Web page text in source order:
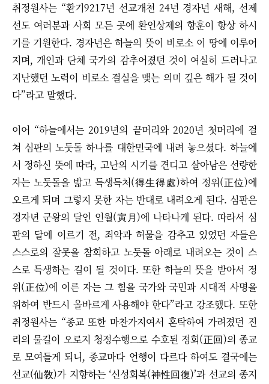
취정원사는 “환기9217년 선교개천 24년 경자년 새해, 선제
선도 여러분과 사회 모든 곳에 환인상제의 향훈이 항상 하시
기를 기원한다. 경자년은 하늘의 뜻이 비로소 이 땅에 이루어
지며, 개인과 단체 국가의 감추어졌던 것이 여실히 드러나고
지난했던 노력이 비로소 결실을 맺는 의미 깊은 해가 될 것이
다”라고 말했다.
이어 “하늘에서는 2019년의 끝머리와 2020년 첫머리에 걸
쳐 심판의 노둣돌 하나를 대한민국에 내려 놓으셨다. 하늘에
서 정하신 뜻에 따라, 고난의 시기를 견디고 살아남은 선량한
자는 노둣돌을 밟고 득생득처(得生得處)하여 정위(正位)에
오르게 되며 그렇지 못한 자는 반대로 내려오게 된다. 심판은
경자년 군왕의 달인 인월(寅月)에 나타나게 된다. 따라서 심
판의 달에 이르기 전, 죄악과 허물을 감추고 있었던 자들은
스스로의 잘못을 참회하고 노둣돌 아래로 내려오는 것이 스
스로 득생하는 길이 될 것이다. 또한 하늘의 뜻을 받아서 정
위(正位)에 이른 자는 그 힘을 국가와 국민과 시대적 사명을
위하여 반드시 올바르게 사용해야 한다”라고 강조했다. 또한
취정원사는 “종교 또한 마찬가지여서 혼탁하여 가려졌던 진
리의 물길이 오로지 청정수행으로 수호된 정회(正回)의 종교
로 모여들게 되니, 종교마다 언행이 다르다 하여도 결국에는
선교(仙敎)가 지향하는 ‘신성회복(神性回復)’과 선교의 종지